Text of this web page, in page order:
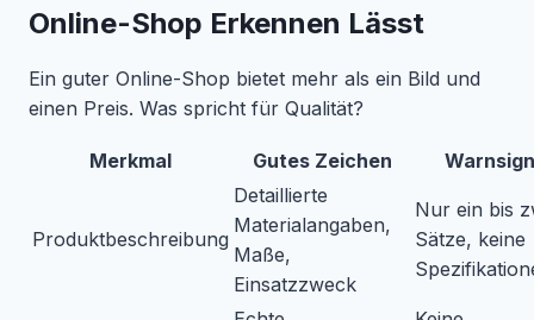
Online-Shop Erkennen Lässt
Ein guter Online-Shop bietet mehr als ein Bild und
einen Preis. Was spricht für Qualität?
Merkmal Gutes Zeichen
Produktbeschreibung
Detaillierte
Materialangaben,
Maße,
Einsatzzweck
Nur ein bis
Sätze, keine